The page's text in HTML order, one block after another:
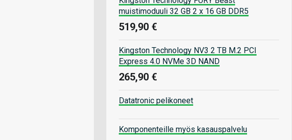
muistimoduuli 32 GB 2 x 16 GB DDR5
519,90 €
Kingston Technology NV3 2 TB M.2 PCI
Express 4.0 NVMe 3D NAND
265,90 €
Datatronic pelikoneet
Komponenteille myös kasauspalvelu